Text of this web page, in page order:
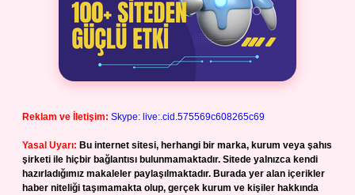
Reklam ve İletişim: Skype: live:.cid.575569c608265c69
Yasal Uyarı: Bu internet sitesi, herhangi bir marka, kurum veya şahıs
şirketi ile hiçbir bağlantısı bulunmamaktadır. Sitede yalnızca kendi
hazırladığımız makaleler paylaşılmaktadır. Burada yer alan içerikler
haber niteliği taşımamakta olup, gerçek kurum ve kişiler hakkında